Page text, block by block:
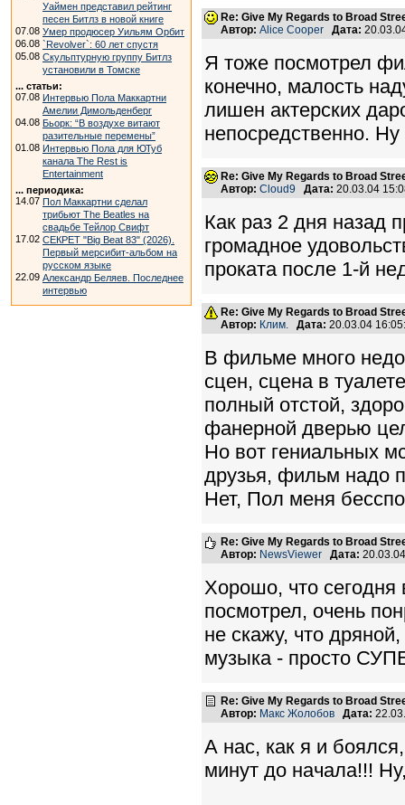
Уаймен представил рейтинг
песен Битлз в новой книге
07.08 Умер продюсер Уильям Орбит
06.08 `Revolver`: 60 лет спустя
05.08 Скульптурную группу Битлз
установили в Томске
... статьи:
07.08 Интервью Пола Маккартни
Амелии Димольденберг
04.08 Бьорк: “В воздухе витают
разительные перемены”
01.08 Интервью Пола для ЮТуб
канала The Rest is
Entertainment
... периодика:
14.07 Пол Маккартни сделал
трибьют The Beatles на
свадьбе Тейлор Свифт
17.02 СЕКРЕТ "Big Beat 83" (2026).
Первый мерсибит-альбом на
русском языке
22.09 Александр Беляев. Последнее
интервью
Re: Give My Regards to Broad
Автор: Alice Cooper Дата:
Я тоже посмотрел
конечно, малость
лишен актерских
непосредственно.
Re: Give My Regards to Broad
Автор: Cloud9 Дата: 20.03.04
Как раз 2 дня назад
громадное
проката после 1-й
Re: Give My Regards to Broad
Автор: Клим. Дата: 20.03.04
В фильме много
сцен, сцена в
полный отстой,
фанерной дверью
Но вот гениальных
друзья, фильм надо
Нет, Пол меня
Re: Give My Regards to Broad
Автор: NewsViewer Дата:
Хорошо, что сегодня
посмотрел, очень
не скажу, что
музыка - просто
Re: Give My Regards to Broad
Автор: Макс Жолобов Дата:
А нас, как я и
минут до начала!!!